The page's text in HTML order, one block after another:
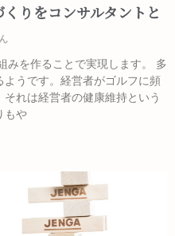
りをコンサルタントと
みを作ることで実現します。 多
ようです。経営者がゴルフに頻
れは経営者の健康維持という
もや